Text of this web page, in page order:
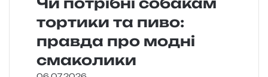
тортики та пиво:
правда про модні
смаколики